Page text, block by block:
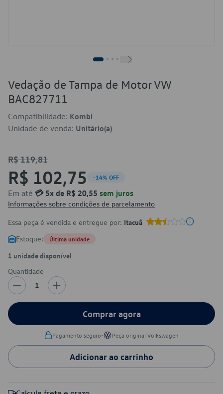
Vedação de Tampa de Motor VW
BAC827711
Compatibilidade: Kombi
Unidade de venda: Unitário(a)
R$ 119,81
R$ 102,75 -14% OFF
Em até 💳 5x de R$ 20,55 sem juros
Informações sobre condições de parcelamento
Essa peça é vendida e entregue por: Itacuã
Estoque: Última unidade
1 unidade disponível
Quantidade
1
Comprar agora
Pagamento seguro• Peça original Volkswagen
Adicionar ao carrinho